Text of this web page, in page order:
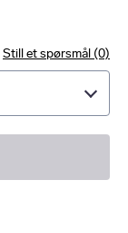
Still et spørsmål (0)